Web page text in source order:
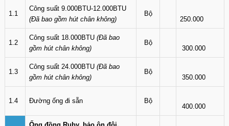
1.1
Công suất 9.000BTU-12.000BTU
(Đã bao gồm hút chân không)
Bộ
250.000
1.2
Công suất 18.000BTU (Đã bao
gồm hút chân không)
Bộ
300.000
1.3
Công suất 24.000BTU (Đã bao
gồm hút chân không)
Bộ
350.000
1.4 Đường ống đi sẵn Bộ
400.000